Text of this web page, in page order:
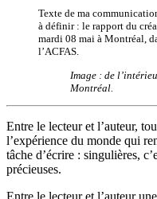
Texte de ma
à définir : le rapport du
mardi 08 mai à Montréal,
l’ACFAS.
Image : de
Montréal.
Entre le lecteur et l’auteur,
l’expérience du monde qui
tâche d’écrire : singulières,
précieuses.
Entre le lecteur et l’auteur